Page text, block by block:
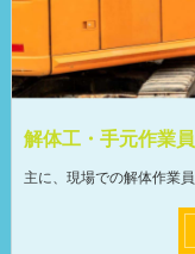
解体工・手元作業員